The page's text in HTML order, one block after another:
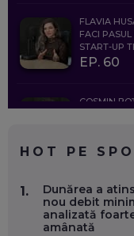
FLAVIA
FACI
START-UP
EP. 60
COSMIN
FOLOSEȘTI
SE VA
EP. 58
HOT PE
1.
Dunărea a
nou debit
analizată
amânată